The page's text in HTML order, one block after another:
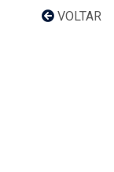
VOLTAR